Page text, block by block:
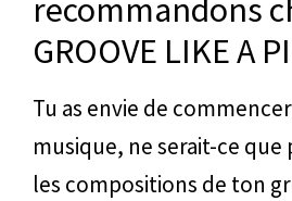
recommandons
GROOVE LIKE A
Tu as envie de
musique, ne serait-ce
les compositions de ton